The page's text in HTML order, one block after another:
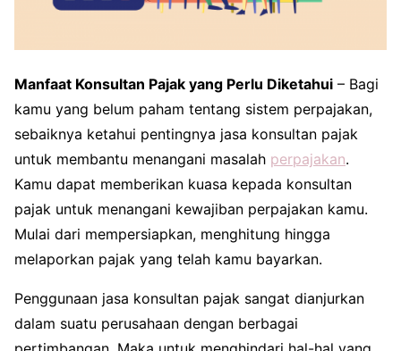
Manfaat Konsultan Pajak yang Perlu Diketahui – Bagi
kamu yang belum paham tentang sistem perpajakan,
sebaiknya ketahui pentingnya jasa konsultan pajak
untuk membantu menangani masalah perpajakan.
Kamu dapat memberikan kuasa kepada konsultan
pajak untuk menangani kewajiban perpajakan kamu.
Mulai dari mempersiapkan, menghitung hingga
melaporkan pajak yang telah kamu bayarkan.
Penggunaan jasa konsultan pajak sangat dianjurkan
dalam suatu perusahaan dengan berbagai